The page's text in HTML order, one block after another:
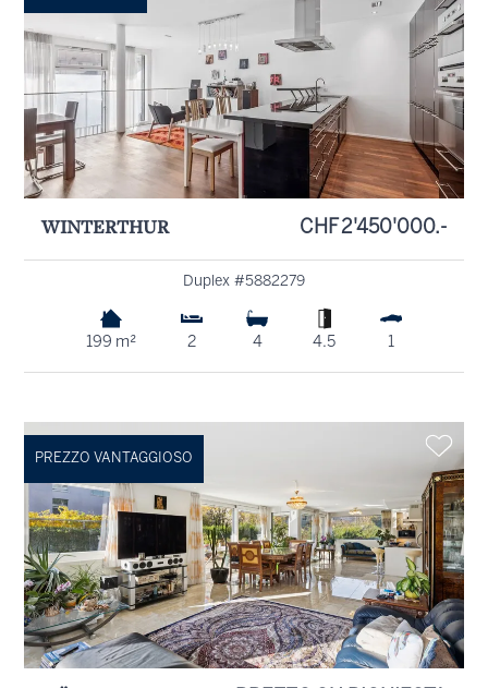
WINTERTHUR CHF 2'450'000.-
Duplex #5882279
199 m² 2 4 4.5 1
PREZZO VANTAGGIOSO